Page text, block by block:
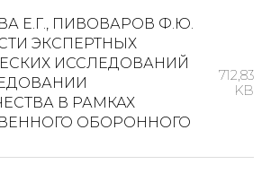
Е.Г., ПИВОВАРОВ Ф.Ю.
ЭКСПЕРТНЫХ
ИССЛЕДОВАНИЙ
В РАМКАХ
ОБОРОННОГО
712,83
KB